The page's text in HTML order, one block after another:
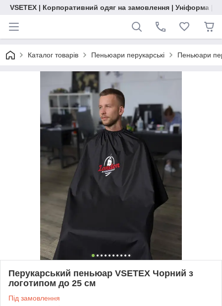
VSETEX | Корпоративний одяг на замовлення | Уніформа |
Каталог товарів Пеньюари перукарські Пеньюари
Перукарський пеньюар VSETEX Чорний з
логотипом до 25 см
Під замовлення